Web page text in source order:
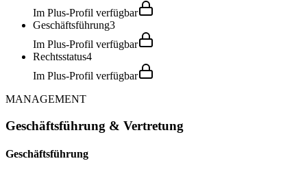
Im Plus-Profil verfügbar
Geschäftsführung3
Im Plus-Profil verfügbar
Rechtsstatus4
Im Plus-Profil verfügbar
MANAGEMENT
Geschäftsführung & Vertretung
Geschäftsführung